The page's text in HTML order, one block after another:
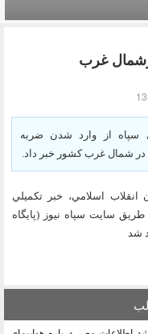
غرب
سپاه از وارد شدن ضربه
در شمال غرب کشور خبر داد.
اسلامي، خبر تکميلي
سايت سپاه نيوز (پايگاه
شد